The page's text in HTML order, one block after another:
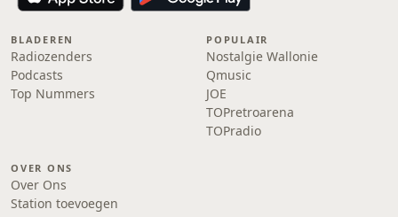
BLADEREN
Radiozenders
Podcasts
Top Nummers
POPULAIR
Nostalgie Wallonie
Qmusic
JOE
TOPretroarena
TOPradio
OVER ONS
Over Ons
Station toevoegen